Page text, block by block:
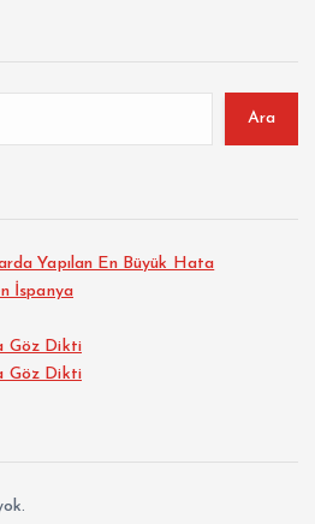
Ara
Yapılan En Büyük Hata
İspanya
Göz Dikti
Göz Dikti